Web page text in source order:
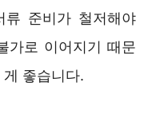
준비가 철저해야
가로 이어지기 때문
좋습니다.